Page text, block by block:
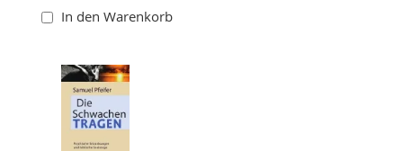
In den Warenkorb